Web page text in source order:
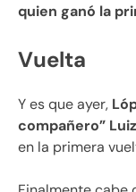
quien ganó la
Vuelta
Y es que ayer,
compañero”
en la primera